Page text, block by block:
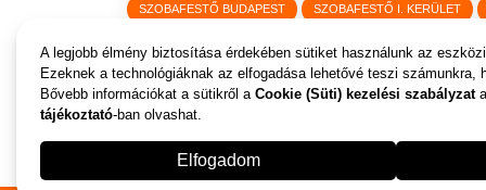
SZOBAFESTŐ BUDAPEST SZOBAFESTŐ I. KERÜLET
SZOBAFESTŐ XII. KERÜLET SZOBAFESTŐ XIII. KERÜLET
SZOBAFESTŐ XVIII. KERÜLET
A legjobb élmény biztosítása érdekében sütiket használunk az
Ezeknek a technológiáknak az elfogadása lehetővé teszi számunkra,
Bővebb információkat a sütikről a Cookie (Süti) kezelési szabályzat
tájékoztató-ban olvashat.
Elfogadom